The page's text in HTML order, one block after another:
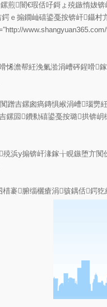
煎闇€瑕佸吇鎶ょ殑鏃惰妭
ｅ搧鐗屾礂鍙戞按锛屽鑷
悕澹帮紝浼氭湁涓嶆硶鍟嗗
蹭吉鏍囪瘑鏄惧緱涓嶆瑙
囩鐨勬礂鍙戞按璐拱锛
浜у搧锛屽湪鎵╁睍鏃堕亣
褰腑缁欐瘡涓骇鍝佸